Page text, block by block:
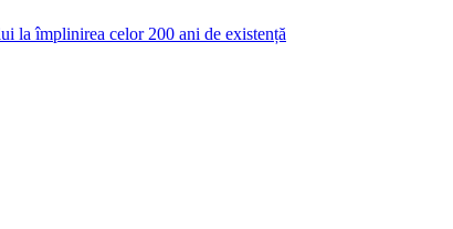
la împlinirea celor 200 ani de existență